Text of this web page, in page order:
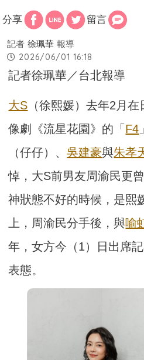
分享 留言
記者 徐珮華 報導
2026/06/01 16:18
記者徐珮華／台北報導
大S （徐熙媛）去年2月
像劇《流星花園》的「 F4
（仔仔）、吳建豪與朱孝
悼，大S前男友周渝民更
神狀態不好的時候，是熙
上，周渝民分手後，與喻
年，女方今（1）日出席
表態。